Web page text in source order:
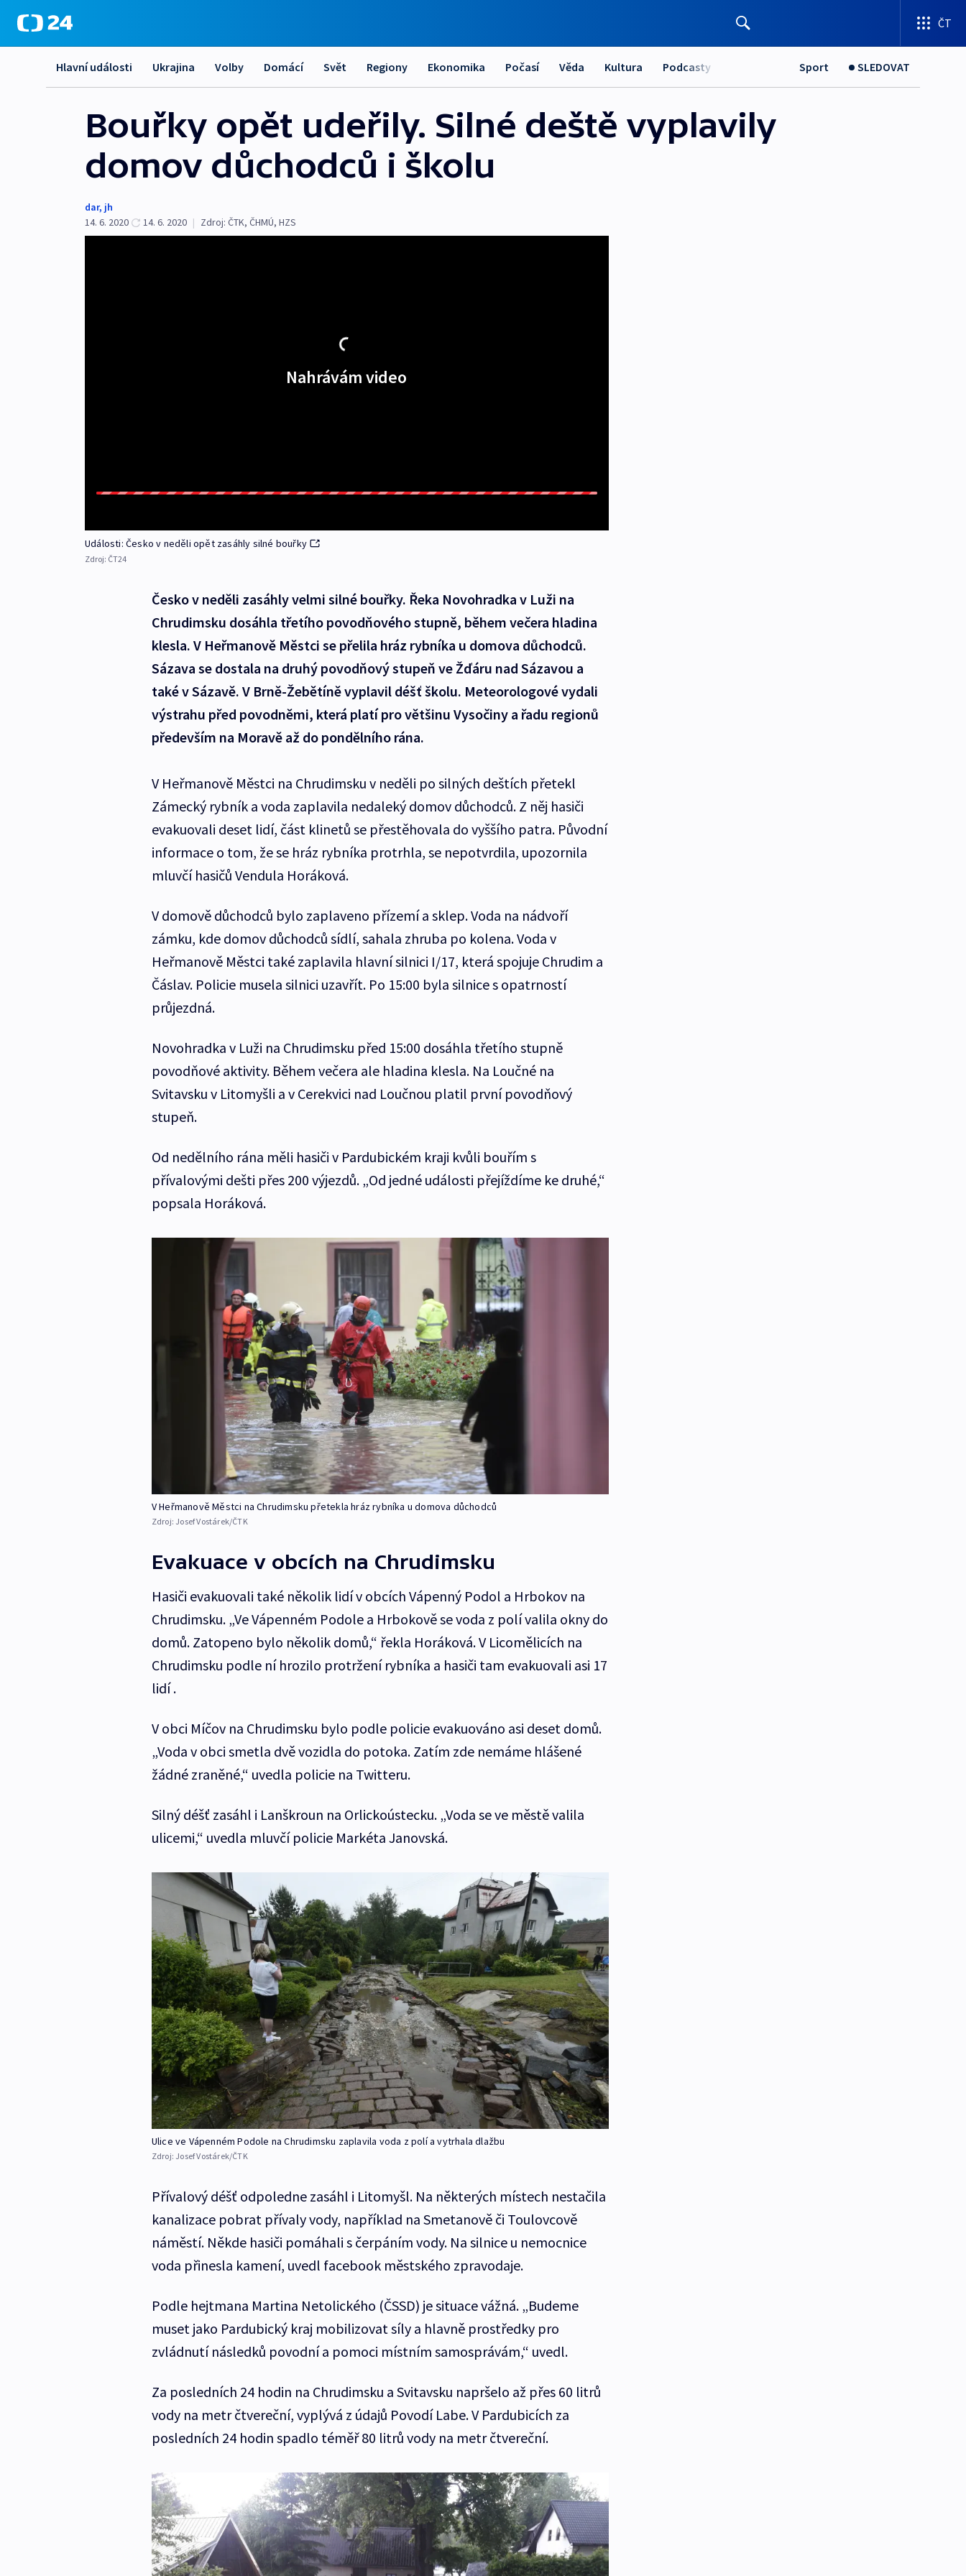
ČT
Hlavní události Ukrajina Volby Domácí Svět Regiony Ekonomika Počasí Věda Kultura Podcasty Sport SLEDOVAT
Bouřky opět udeřily. Silné deště vyplavily
domov důchodců i školu
dar, jh
14. 6. 2020
14. 6. 2020 | Zdroj: ČTK, ČHMÚ, HZS
Nahrávám video
Události: Česko v neděli opět zasáhly silné bouřky
Zdroj: ČT24
Česko v neděli zasáhly velmi silné bouřky. Řeka Novohradka v Luži na
Chrudimsku dosáhla třetího povodňového stupně, během večera hladina
klesla. V Heřmanově Městci se přelila hráz rybníka u domova důchodců.
Sázava se dostala na druhý povodňový stupeň ve Žďáru nad Sázavou a
také v Sázavě. V Brně-Žebětíně vyplavil déšť školu. Meteorologové vydali
výstrahu před povodněmi, která platí pro většinu Vysočiny a řadu regionů
především na Moravě až do pondělního rána.
V Heřmanově Městci na Chrudimsku v neděli po silných deštích přetekl
Zámecký rybník a voda zaplavila nedaleký domov důchodců. Z něj hasiči
evakuovali deset lidí, část klinetů se přestěhovala do vyššího patra. Původní
informace o tom, že se hráz rybníka protrhla, se nepotvrdila, upozornila
mluvčí hasičů Vendula Horáková.
V domově důchodců bylo zaplaveno přízemí a sklep. Voda na nádvoří
zámku, kde domov důchodců sídlí, sahala zhruba po kolena. Voda v
Heřmanově Městci také zaplavila hlavní silnici I/17, která spojuje Chrudim a
Čáslav. Policie musela silnici uzavřít. Po 15:00 byla silnice s opatrností
průjezdná.
Novohradka v Luži na Chrudimsku před 15:00 dosáhla třetího stupně
povodňové aktivity. Během večera ale hladina klesla. Na Loučné na
Svitavsku v Litomyšli a v Cerekvici nad Loučnou platil první povodňový
stupeň.
Od nedělního rána měli hasiči v Pardubickém kraji kvůli bouřím s
přívalovými dešti přes 200 výjezdů. „Od jedné události přejíždíme ke druhé,“
popsala Horáková.
V Heřmanově Městci na Chrudimsku přetekla hráz rybníka u domova důchodců
Zdroj: Josef Vostárek/ČTK
Evakuace v obcích na Chrudimsku
Hasiči evakuovali také několik lidí v obcích Vápenný Podol a Hrbokov na
Chrudimsku. „Ve Vápenném Podole a Hrbokově se voda z polí valila okny do
domů. Zatopeno bylo několik domů,“ řekla Horáková. V Licomělicích na
Chrudimsku podle ní hrozilo protržení rybníka a hasiči tam evakuovali asi 17
lidí .
V obci Míčov na Chrudimsku bylo podle policie evakuováno asi deset domů.
„Voda v obci smetla dvě vozidla do potoka. Zatím zde nemáme hlášené
žádné zraněné,“ uvedla policie na Twitteru.
Silný déšť zasáhl i Lanškroun na Orlickoústecku. „Voda se ve městě valila
ulicemi,“ uvedla mluvčí policie Markéta Janovská.
Ulice ve Vápenném Podole na Chrudimsku zaplavila voda z polí a vytrhala dlažbu
Zdroj: Josef Vostárek/ČTK
Přívalový déšť odpoledne zasáhl i Litomyšl. Na některých místech nestačila
kanalizace pobrat přívaly vody, například na Smetanově či Toulovcově
náměstí. Někde hasiči pomáhali s čerpáním vody. Na silnice u nemocnice
voda přinesla kamení, uvedl facebook městského zpravodaje.
Podle hejtmana Martina Netolického (ČSSD) je situace vážná. „Budeme
muset jako Pardubický kraj mobilizovat síly a hlavně prostředky pro
zvládnutí následků povodní a pomoci místním samosprávám,“ uvedl.
Za posledních 24 hodin na Chrudimsku a Svitavsku napršelo až přes 60 litrů
vody na metr čtvereční, vyplývá z údajů Povodí Labe. V Pardubicích za
posledních 24 hodin spadlo téměř 80 litrů vody na metr čtvereční.